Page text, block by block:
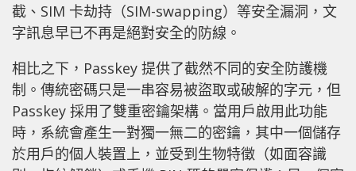
截、SIM 卡劫持（SIM-swapping）等安全漏洞，文
字訊息早已不再是絕對安全的防線。
相比之下，Passkey 提供了截然不同的安全防護機
制。傳統密碼只是一串容易被盜取或破解的字元，但
Passkey 採用了雙重密鑰架構。當用戶啟用此功能
時，系統會產生一對獨一無二的密鑰，其中一個儲存
於用戶的個人裝置上，並受到生物特徵（如面容識